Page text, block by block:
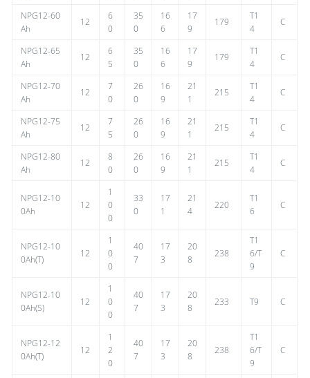
NPG12-60
Ah
12
6
0
35
0
16
6
17
9
179
T1
4
C
NPG12-65
Ah
12
6
5
35
0
16
6
17
9
179
T1
4
C
NPG12-70
Ah
12
7
0
26
0
16
9
21
1
215
T1
4
C
NPG12-75
Ah
12
7
5
26
0
16
9
21
1
215
T1
4
C
NPG12-80
Ah
12
8
0
26
0
16
9
21
1
215
T1
4
C
NPG12-10
0Ah
12
1
0
0
33
0
17
1
21
4
220
T1
6
C
NPG12-10
0Ah(T)
12
1
0
0
40
7
17
3
20
8
238
T1
6/T
9
C
NPG12-10
0Ah(S)
12
1
0
0
40
7
17
3
20
8
233 T9 C
NPG12-12
0Ah(T)
12
1
2
0
40
7
17
3
20
8
238
T1
6/T
9
C